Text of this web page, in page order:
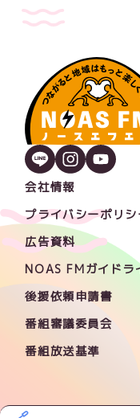
会社情報
プライバシーポリシ
広告資料
NOAS FMガイドラ
後援依頼申請書
番組審議委員会
番組放送基準